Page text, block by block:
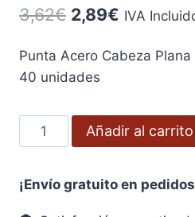
3,62€ El
original
3,62€.
2,89€ El
actual
2,89€.
IVA
Punta Acero Cabeza
40 unidades
Punta
Acero
Plana
Zincada
Añadir al carrito
¡Envío gratuito en